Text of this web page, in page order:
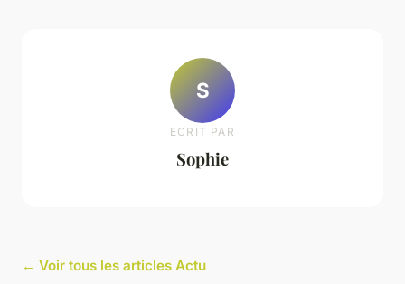
S
ECRIT PAR
Sophie
← Voir tous les articles Actu